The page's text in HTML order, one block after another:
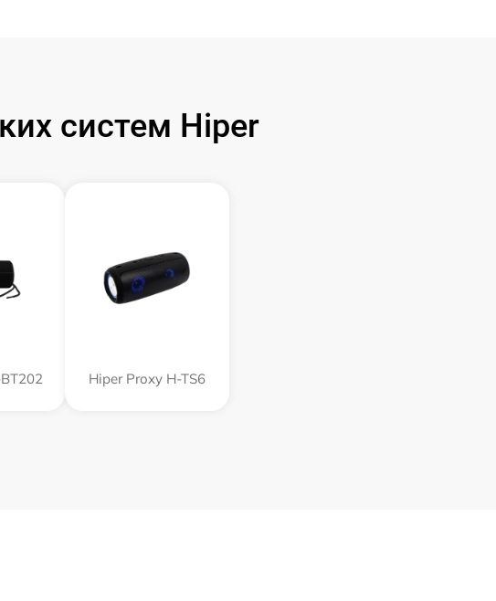
систем Hiper
Hiper Proxy H-TS6